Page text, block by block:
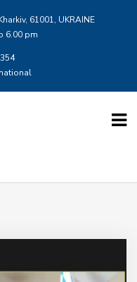
61001, UKRAINE
6.00 pm